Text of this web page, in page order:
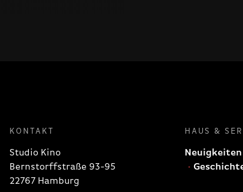
KONTAKT
Studio Kino
Bernstorffstraße 93-95
22767 Hamburg
HAUS &
Neuigkeiten